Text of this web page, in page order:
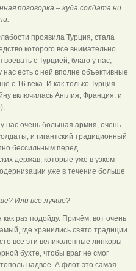
поговорка – куда солдата ни
проявила Турция, стала
которого все внимательно
с Турцией, благо у нас,
нас есть с ней вполне объективные
с 16 века. И как только Турция
включилась Англия, Франция, и
нас очень большая армия, очень
и гигантский традиционный
бессильным перед
держав, которые уже в узком
уже в течение больше
Или всё лучше?
как раз подойду. Причём, вот очень
где хранились свято традиции
все эти великолепные линкоры
бухте, чтобы враг не смог
надвое. А флот это самая